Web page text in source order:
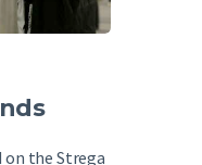
on the Strega